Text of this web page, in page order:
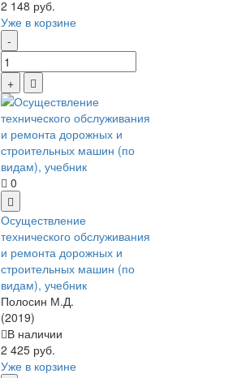
2 148 руб.
Уже в корзине
0
Осуществление
технического обслуживания
и ремонта дорожных и
строительных машин (по
видам), учебник
Полосин М.Д.
(2019)
В наличии
2 425 руб.
Уже в корзине